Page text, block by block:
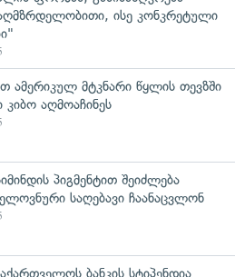
ისე კონკრეტული
ამერიკულ მტკნარი წყლის თევზში
კიბო აღმოაჩინეს
პიგმენტით შეიძლება
საღებავი ჩაანაცვლონ
ბანკის სტიპენდია